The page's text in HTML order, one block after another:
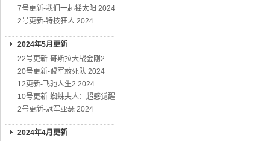
7号更新-我们一起摇太阳 2024
2号更新-特技狂人 2024
2024年5月更新
22号更新-哥斯拉大战金刚2
20号更新-盟军敢死队 2024
12更新-飞驰人生2 2024
10号更新-蜘蛛夫人：超感觉醒
2号更新-冠军亚瑟 2024
2024年4月更新